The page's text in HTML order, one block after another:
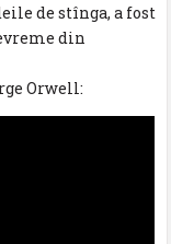
de stînga, a fost
din
Orwell: